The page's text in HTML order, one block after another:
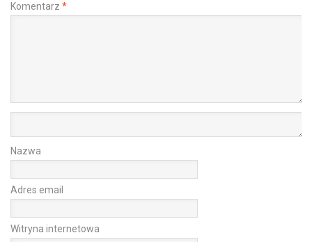
Komentarz *
Nazwa
Adres email
Witryna internetowa